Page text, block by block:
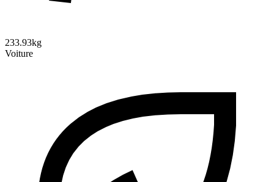
233.93kg
Voiture